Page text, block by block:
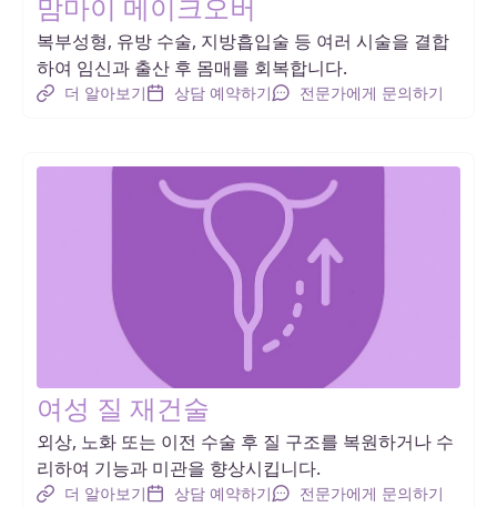
맘마이 메이크오버
복부성형, 유방 수술, 지방흡입술 등 여러 시술을 결합
하여 임신과 출산 후 몸매를 회복합니다.
더 알아보기 상담 예약하기 전문가에게 문의하기
여성 질 재건술
외상, 노화 또는 이전 수술 후 질 구조를 복원하거나 수
리하여 기능과 미관을 향상시킵니다.
더 알아보기 상담 예약하기 전문가에게 문의하기